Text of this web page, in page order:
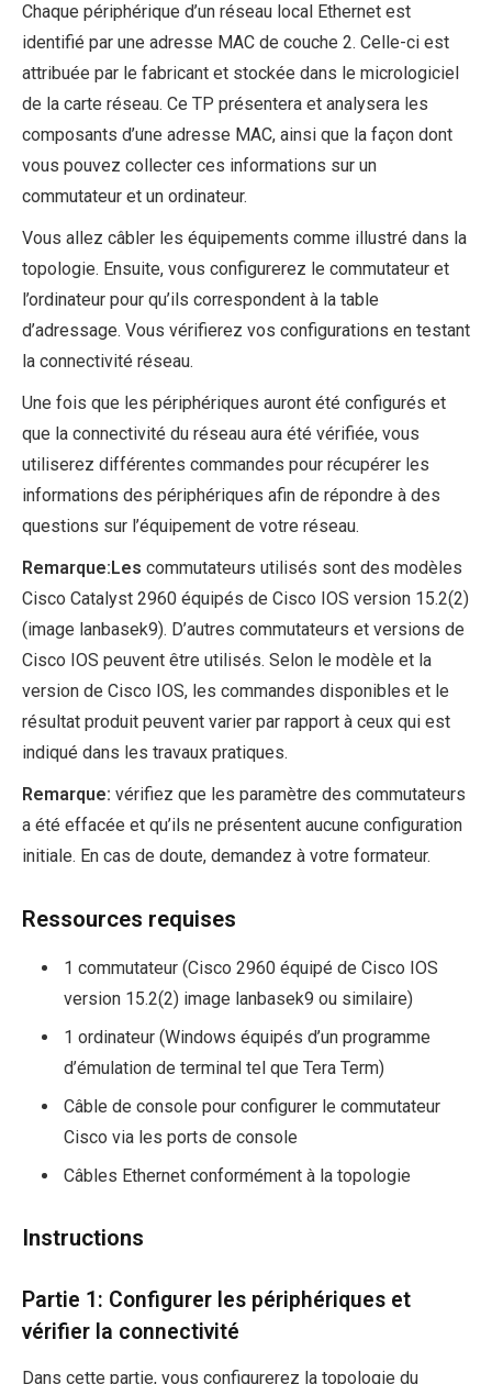
Chaque périphérique d’un réseau local Ethernet est
identifié par une adresse MAC de couche 2. Celle-ci est
attribuée par le fabricant et stockée dans le micrologiciel
de la carte réseau. Ce TP présentera et analysera les
composants d’une adresse MAC, ainsi que la façon dont
vous pouvez collecter ces informations sur un
commutateur et un ordinateur.
Vous allez câbler les équipements comme illustré dans la
topologie. Ensuite, vous configurerez le commutateur et
l’ordinateur pour qu’ils correspondent à la table
d’adressage. Vous vérifierez vos configurations en testant
la connectivité réseau.
Une fois que les périphériques auront été configurés et
que la connectivité du réseau aura été vérifiée, vous
utiliserez différentes commandes pour récupérer les
informations des périphériques afin de répondre à des
questions sur l’équipement de votre réseau.
Remarque:Les commutateurs utilisés sont des modèles
Cisco Catalyst 2960 équipés de Cisco IOS version 15.2(2)
(image lanbasek9). D’autres commutateurs et versions de
Cisco IOS peuvent être utilisés. Selon le modèle et la
version de Cisco IOS, les commandes disponibles et le
résultat produit peuvent varier par rapport à ceux qui est
indiqué dans les travaux pratiques.
Remarque: vérifiez que les paramètre des commutateurs
a été effacée et qu’ils ne présentent aucune configuration
initiale. En cas de doute, demandez à votre formateur.
Ressources requises
1 commutateur (Cisco 2960 équipé de Cisco IOS
version 15.2(2) image lanbasek9 ou similaire)
1 ordinateur (Windows équipés d’un programme
d’émulation de terminal tel que Tera Term)
Câble de console pour configurer le commutateur
Cisco via les ports de console
Câbles Ethernet conformément à la topologie
Instructions
Partie 1: Configurer les périphériques et
vérifier la connectivité
Dans cette partie, vous configurerez la topologie du